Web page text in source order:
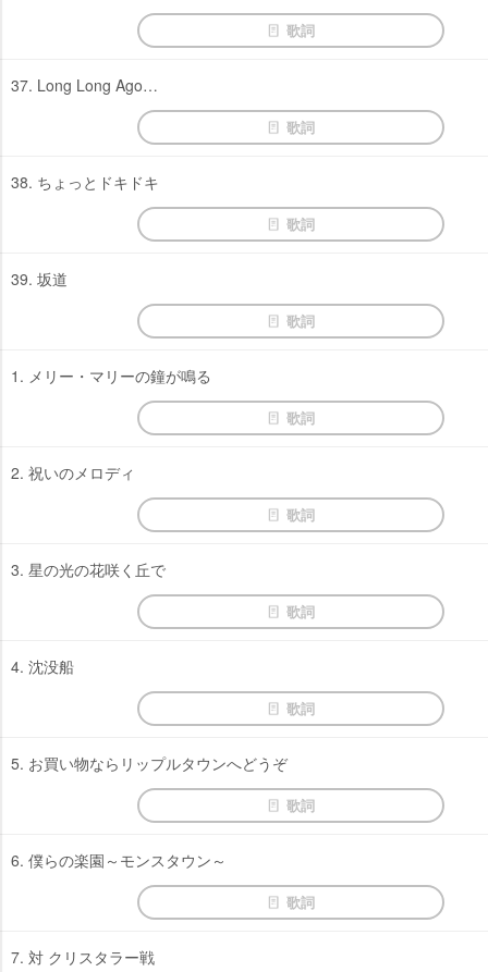
歌詞
37. Long Long Ago…
歌詞
38. ちょっとドキドキ
歌詞
39. 坂道
歌詞
1. メリー・マリーの鐘が鳴る
歌詞
2. 祝いのメロディ
歌詞
3. 星の光の花咲く丘で
歌詞
4. 沈没船
歌詞
5. お買い物ならリップルタウンへどうぞ
歌詞
6. 僕らの楽園～モンスタウン～
歌詞
7. 対 クリスタラー戦